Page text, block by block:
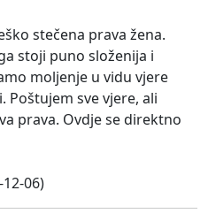
stečena prava žena.
stoji puno složenija i
moljenje u vidu vjere
Poštujem sve vjere, ali
prava. Ovdje se direktno
06)